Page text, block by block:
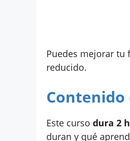
Puedes mejorar tu
reducido.
Contenido
Este curso dura 2
duran y qué